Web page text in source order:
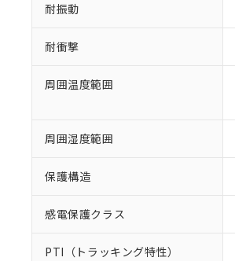
耐振動
耐衝撃
周囲温度範囲
周囲湿度範囲
保護構造
感電保護クラス
PTI（トラッキング特性）